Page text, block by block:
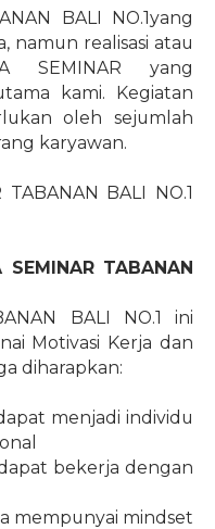
BALI NO.1yang
namun realisasi atau
SEMINAR yang
kami. Kegiatan
oleh sejumlah
karyawan.
TABANAN BALI NO.1
TABANAN
BALI NO.1 ini
Motivasi Kerja dan
diharapkan:
menjadi individu
bekerja dengan
mempunyai mindset